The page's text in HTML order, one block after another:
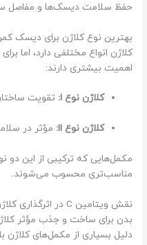
حفظ سلامت دیسک‌ها و مفاصل
بهترین نوع کلاژن برای دیسک کمر
کلاژن انواع مختلفی دارد، اما
اهمیت بیشتری دارند:
کلاژن نوع I: تقویت
کلاژن نوع II: مؤثر در
مکمل‌هایی که ترکیبی از این دو
مناسب‌تری محسوب می‌شوند.
نقش ویتامین C در اثرگذاری کلاژن